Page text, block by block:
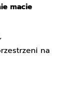
macie
na